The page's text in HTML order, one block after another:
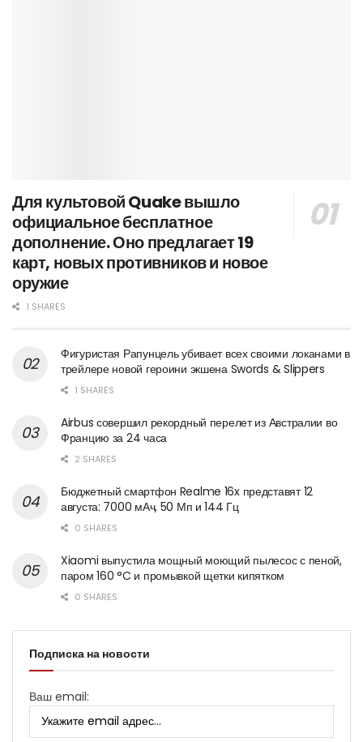
Для культовой Quake вышло
официальное бесплатное
дополнение. Оно предлагает 19
карт, новых противников и новое
оружие
1 SHARES
Фигуристая Рапунцель убивает всех своими локанами в
трейлере новой героини экшена Swords & Slippers
1 SHARES
Airbus совершил рекордный перелет из Австралии во
Францию за 24 часа
2 SHARES
Бюджетный смартфон Realme 16x представят 12
августа: 7000 мАч, 50 Мп и 144 Гц
0 SHARES
Xiaomi выпустила мощный моющий пылесос с пеной,
паром 160 °C и промывкой щетки кипятком
0 SHARES
Подписка на новости
Ваш email: